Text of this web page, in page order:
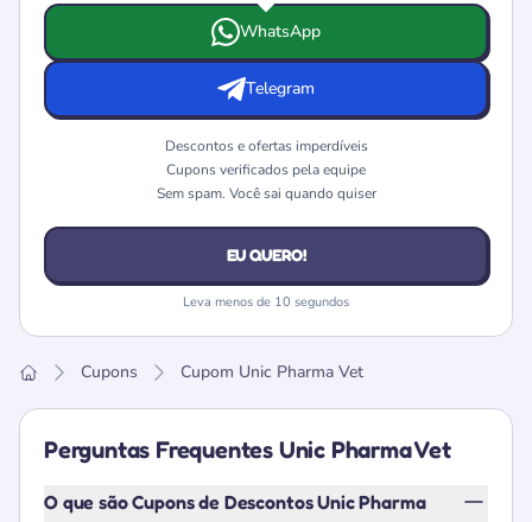
Escolha onde deseja receber as ofertas e cupons da Unic
WhatsApp
Telegram
Descontos e ofertas imperdíveis
Cupons verificados pela equipe
Sem spam. Você sai quando quiser
EU QUERO!
Leva menos de 10 segundos
Cupons Cupom Unic Pharma Vet
Perguntas Frequentes Unic Pharma Vet
O que são Cupons de Descontos Unic Pharma